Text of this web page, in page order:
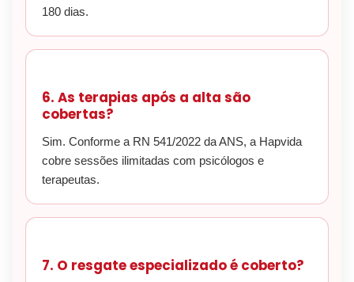
180 dias.
6. As terapias após a alta são
cobertas?
Sim. Conforme a RN 541/2022 da ANS, a Hapvida
cobre sessões ilimitadas com psicólogos e
terapeutas.
7. O resgate especializado é coberto?